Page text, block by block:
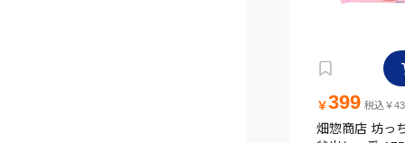
￥399 税込￥
畑惣商店 坊っ